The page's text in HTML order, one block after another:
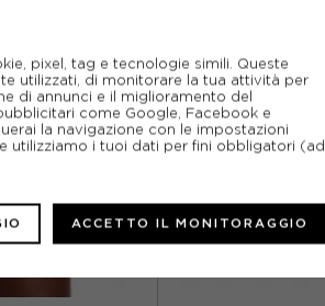
pixel, tag e tecnologie simili. Queste
utilizzati, di monitorare la tua attività per
di annunci e il miglioramento del
come Google, Facebook e
la navigazione con le impostazioni
utilizziamo i tuoi dati per fini obbligatori (ad
ACCETTO IL MONITORAGGIO